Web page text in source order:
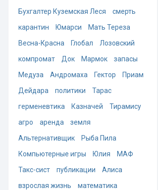
Бухгалтер Куземская Леся
смерть
карантин
Юмарси
Мать Тереза
Весна-Красна
Глобал
Лозовский
компромат
Док Мармок
запасы
Медуза
Андромаха Гектор
Приам
Дейдара
политики
Тарас
герменевтика
Казначей
Тирамису
агро
аренда
земля
Альтернативщик
Рыба Пила
Компьютерные игры
Юлия
МАФ
Такс-сист
публикации
Алиса
взрослая жизнь
математика